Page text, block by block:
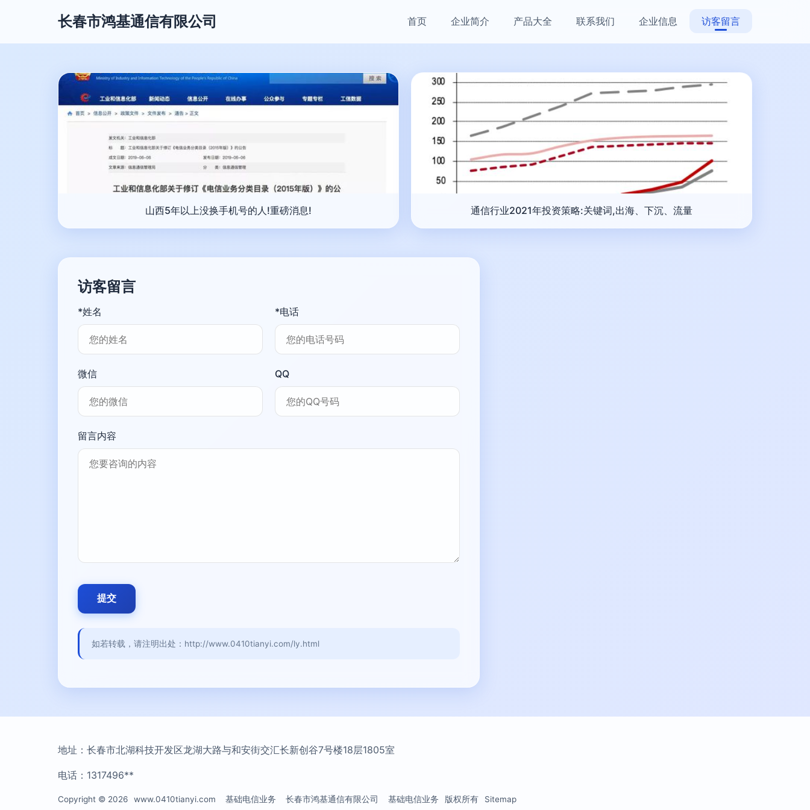
长春市鸿基通信有限公司 首页 企业简介 产品大全 联系我们 企业信息 访客留言
山西5年以上没换手机号的人!重磅消息! 通信行业2021年投资策略:关键词,出海、下沉、流量
访客留言
*姓名 *电话
微信 QQ
留言内容
如若转载，请注明出处：http://www.0410tianyi.com/ly.html
地址：长春市北湖科技开发区龙湖大路与和安街交汇长新创谷7号楼18层1805室
电话：1317496**
Copyright © 2026 www.0410tianyi.com 基础电信业务 长春市鸿基通信有限公司 基础电信业务 版权所有 Sitemap